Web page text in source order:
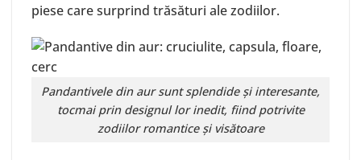
piese care surprind trăsături ale zodiilor.
Pandantivele din aur sunt splendide și interesante,
tocmai prin designul lor inedit, fiind potrivite
zodiilor romantice și visătoare